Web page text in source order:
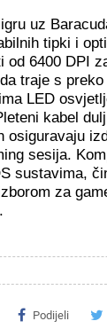
uz
tipki i
od 6400 DPI
traje s
LED
kabel
osiguravaju
sesija.
sustavima,
za
Podijeli